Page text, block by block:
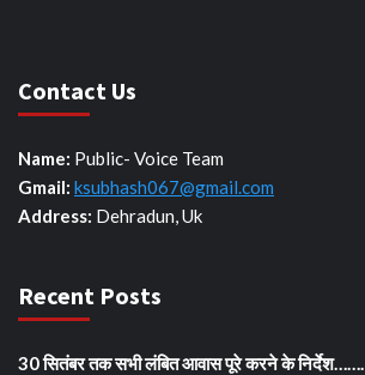
Contact Us
Name: Public- Voice Team
Gmail: ksubhash067@gmail.com
Address: Dehradun, Uk
Recent Posts
30 सितंबर तक सभी लंबित आवास पूरे करने के